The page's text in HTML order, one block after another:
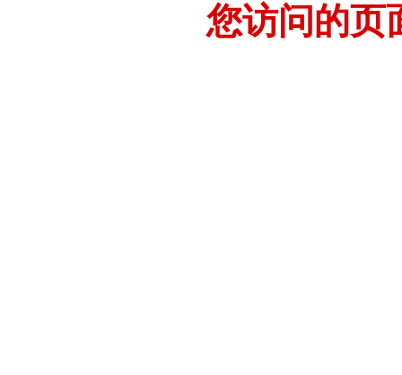
您访问的页